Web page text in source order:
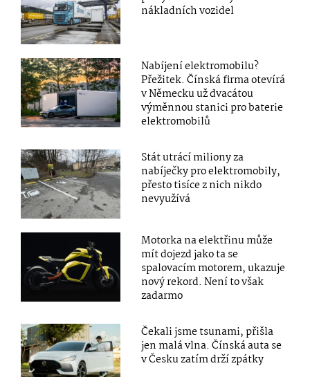
nákladních vozidel
Nabíjení elektromobilu?
Přežitek. Čínská firma otevírá
v Německu už dvacátou
výměnnou stanici pro baterie
elektromobilů
Stát utrácí miliony za
nabíječky pro elektromobily,
přesto tisíce z nich nikdo
nevyužívá
Motorka na elektřinu může
mít dojezd jako ta se
spalovacím motorem, ukazuje
nový rekord. Není to však
zadarmo
Čekali jsme tsunami, přišla
jen malá vlna. Čínská auta se
v Česku zatím drží zpátky